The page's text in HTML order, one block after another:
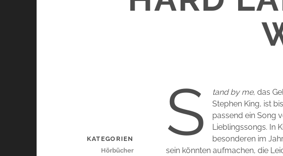
S tand by me, das
Stephen King, ist
passend ein Song
Lieblingssongs. In
besonderen im
sein könnten aufmachen, die
KATEGORIEN
Hörbücher